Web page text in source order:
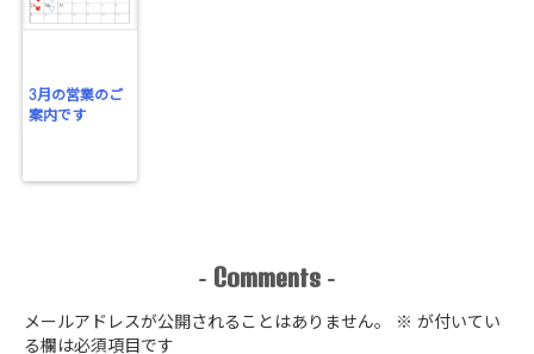
3月の営業のご
案内です
- Comments -
メールアドレスが公開されることはありません。 ※ が付いてい
る欄は必須項目です